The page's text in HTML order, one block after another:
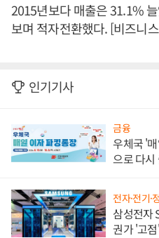
2015년보다 매출은 31.1%
보며 적자전환했다. [비즈니
인기기사
금융
우체국 '
으로 다시
전자·전기·
삼성전자
권가 '고